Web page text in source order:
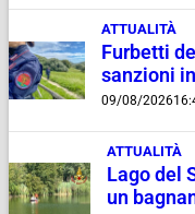
ATTUALITÀ
Furbetti
sanzioni
09/08/2026
ATTUALITÀ
Lago del
un